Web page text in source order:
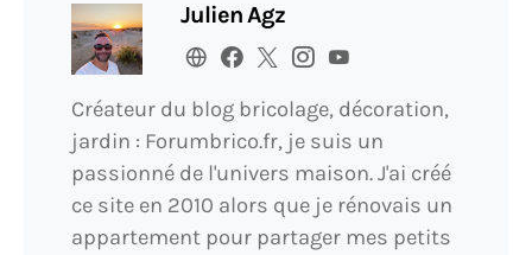
Julien Agz
Créateur du blog bricolage, décoration,
jardin : Forumbrico.fr, je suis un
passionné de l'univers maison. J'ai créé
ce site en 2010 alors que je rénovais un
appartement pour partager mes petits